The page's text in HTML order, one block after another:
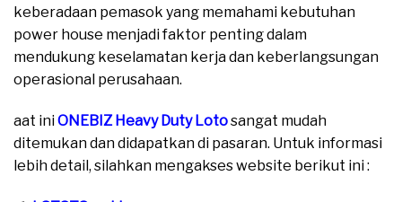
keberadaan pemasok yang memahami kebutuhan
power house menjadi faktor penting dalam
mendukung keselamatan kerja dan keberlangsungan
operasional perusahaan.
aat iniONEBIZ Heavy Duty Lotosangat mudah
ditemukan dan didapatkan di pasaran. Untuk informasi
lebih detail, silahkan mengakses website berikut ini :